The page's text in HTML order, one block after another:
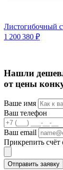
Листогибочный
1 200 380 ₽
Нашли
от цены
Ваше имя
Ваш телефон
Ваш email
Прикрепить счёт
Отправить заявку